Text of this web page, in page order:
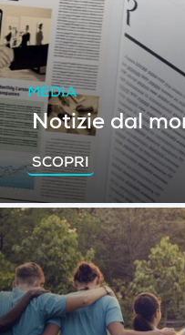
MEDIA
Notizie dal
SCOPRI